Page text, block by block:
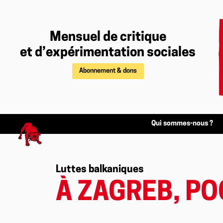
Mensuel de critique
et d’expérimentation sociales
Abonnement & dons
Qui sommes-nous ?
Luttes balkaniques
À ZAGREB,